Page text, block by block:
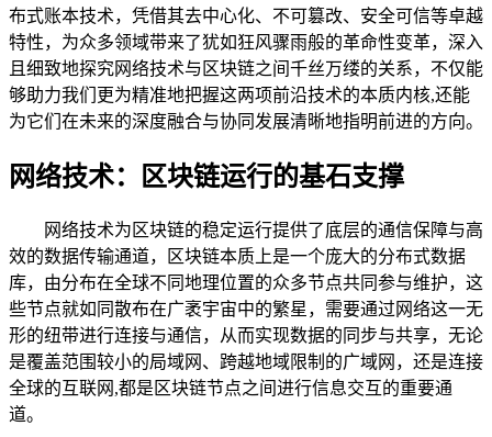
布式账本技术，凭借其去中心化、不可篡改、安全可信等卓越
特性，为众多领域带来了犹如狂风骤雨般的革命性变革，深入
且细致地探究网络技术与区块链之间千丝万缕的关系，不仅能
够助力我们更为精准地把握这两项前沿技术的本质内核,还能
为它们在未来的深度融合与协同发展清晰地指明前进的方向。
网络技术：区块链运行的基石支撑
网络技术为区块链的稳定运行提供了底层的通信保障与高
效的数据传输通道，区块链本质上是一个庞大的分布式数据
库，由分布在全球不同地理位置的众多节点共同参与维护，这
些节点就如同散布在广袤宇宙中的繁星，需要通过网络这一无
形的纽带进行连接与通信，从而实现数据的同步与共享，无论
是覆盖范围较小的局域网、跨越地域限制的广域网，还是连接
全球的互联网,都是区块链节点之间进行信息交互的重要通
道。